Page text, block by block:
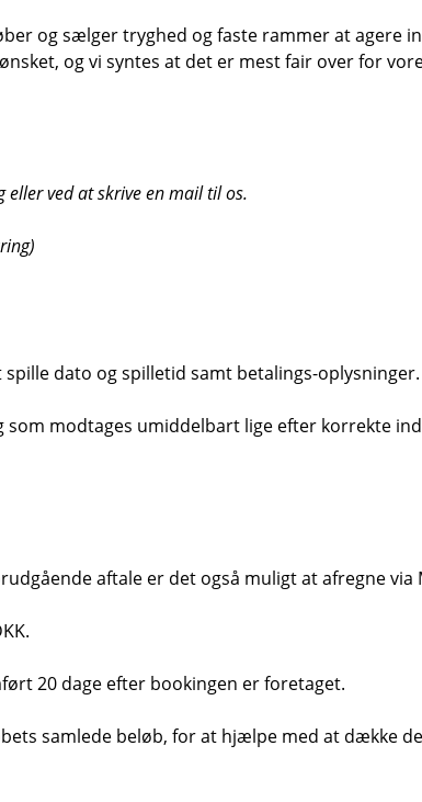
og sælger tryghed og faste rammer at agere
og vi syntes at det er mest fair over for
ved at skrive en mail til os.
spille dato og spilletid samt betalings-oplysninger.
modtages umiddelbart lige efter korrekte
aftale er det også muligt at afregne via
20 dage efter bookingen er foretaget.
samlede beløb, for at hjælpe med at dække